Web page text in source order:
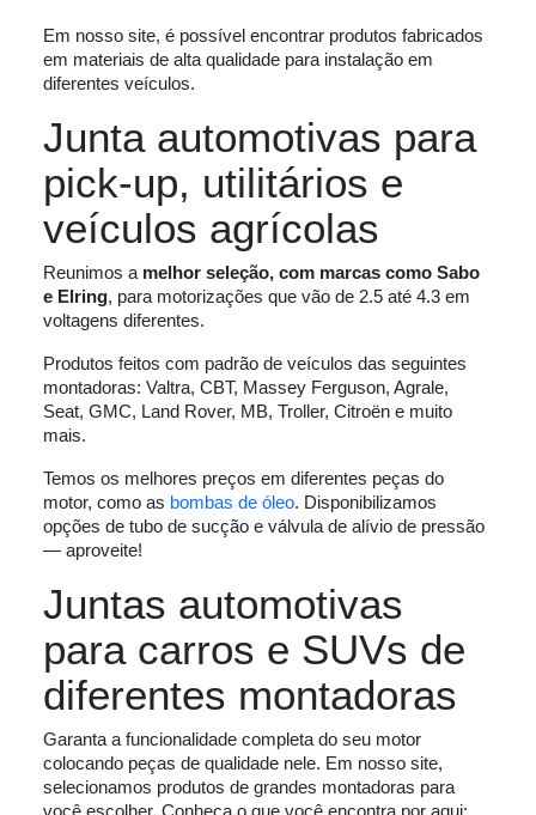
Em nosso site, é possível encontrar produtos fabricados
em materiais de alta qualidade para instalação em
diferentes veículos.
Junta automotivas para
pick-up, utilitários e
veículos agrícolas
Reunimos a melhor seleção, com marcas como Sabo
e Elring, para motorizações que vão de 2.5 até 4.3 em
voltagens diferentes.
Produtos feitos com padrão de veículos das seguintes
montadoras: Valtra, CBT, Massey Ferguson, Agrale,
Seat, GMC, Land Rover, MB, Troller, Citroën e muito
mais.
Temos os melhores preços em diferentes peças do
motor, como as bombas de óleo. Disponibilizamos
opções de tubo de sucção e válvula de alívio de pressão
— aproveite!
Juntas automotivas
para carros e SUVs de
diferentes montadoras
Garanta a funcionalidade completa do seu motor
colocando peças de qualidade nele. Em nosso site,
selecionamos produtos de grandes montadoras para